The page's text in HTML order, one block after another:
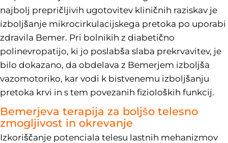
najbolj prepričljivih ugotovitev kliničnih raziskav je
izboljšanje mikrocirkulacijskega pretoka po uporabi
zdravila Bemer. Pri bolnikih z diabetično
polinevropatijo, ki jo poslabša slaba prekrvavitev, je
bilo dokazano, da obdelava z Bemerjem izboljša
vazomotoriko, kar vodi k bistvenemu izboljšanju
pretoka krvi in s tem povezanih fizioloških funkcij.
Bemerjeva terapija za boljšo telesno
zmogljivost in okrevanje
Izkoriščanje potenciala telesu lastnih mehanizmov